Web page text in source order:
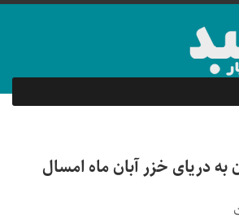
دریای خزر آبان ماه امسال